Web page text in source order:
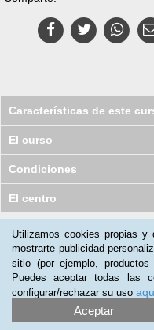
Características de este
El curso
Condiciones
El centro
Nuestros clientes opinan:
A mis amigos
Utilizamos cookies propias
mostrarte publicidad
sitio (por ejemplo,
Puedes aceptar todas las
configurar/rechazar su uso
Aceptar